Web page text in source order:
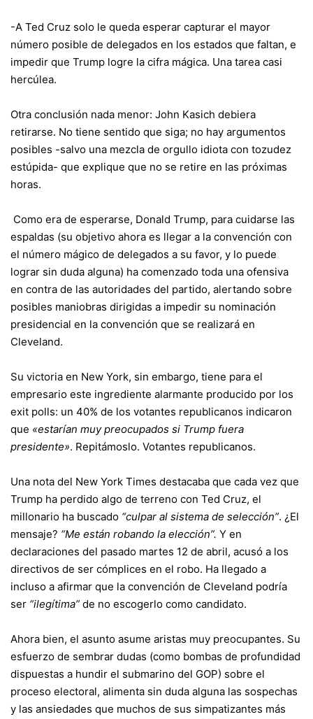
-A Ted Cruz solo le queda esperar capturar el mayor
número posible de delegados en los estados que faltan, e
impedir que Trump logre la cifra mágica. Una tarea casi
hercúlea.
Otra conclusión nada menor: John Kasich debiera
retirarse. No tiene sentido que siga; no hay argumentos
posibles -salvo una mezcla de orgullo idiota con tozudez
estúpida- que explique que no se retire en las próximas
horas.
Como era de esperarse, Donald Trump, para cuidarse las
espaldas (su objetivo ahora es llegar a la convención con
el número mágico de delegados a su favor, y lo puede
lograr sin duda alguna) ha comenzado toda una ofensiva
en contra de las autoridades del partido, alertando sobre
posibles maniobras dirigidas a impedir su nominación
presidencial en la convención que se realizará en
Cleveland.
Su victoria en New York, sin embargo, tiene para el
empresario este ingrediente alarmante producido por los
exit polls: un 40% de los votantes republicanos indicaron
que «estarían muy preocupados si Trump fuera
presidente». Repitámoslo. Votantes republicanos.
Una nota del New York Times destacaba que cada vez que
Trump ha perdido algo de terreno con Ted Cruz, el
millonario ha buscado “culpar al sistema de selección”. ¿El
mensaje? “Me están robando la elección”. Y en
declaraciones del pasado martes 12 de abril, acusó a los
directivos de ser cómplices en el robo. Ha llegado a
incluso a afirmar que la convención de Cleveland podría
ser “ilegítima” de no escogerlo como candidato.
Ahora bien, el asunto asume aristas muy preocupantes. Su
esfuerzo de sembrar dudas (como bombas de profundidad
dispuestas a hundir el submarino del GOP) sobre el
proceso electoral, alimenta sin duda alguna las sospechas
y las ansiedades que muchos de sus simpatizantes más